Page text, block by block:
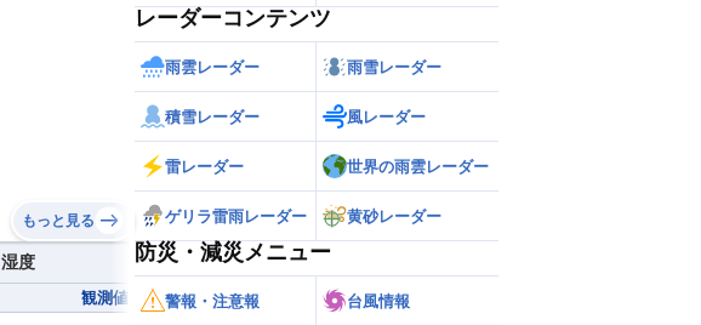
もっと見る
湿度
観測値
レーダーコンテンツ
雨雲レーダー 雨雪レーダー
積雪レーダー 風レーダー
雷レーダー 世界の雨雲レーダー
ゲリラ雷雨レーダー 黄砂レーダー
防災・減災メニュー
警報・注意報 台風情報